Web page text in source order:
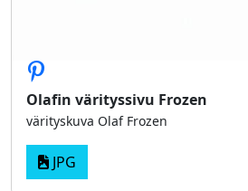
Olafin värityssivu Frozen
värityskuva Olaf Frozen
JPG